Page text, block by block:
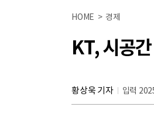
HOME > 경제
KT, 시공
황상욱 기자 입력